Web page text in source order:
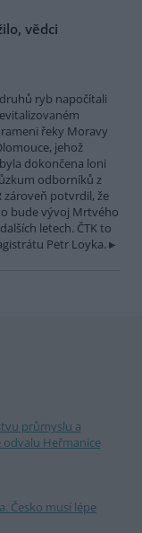
vědci
ryb napočítali
řeky Moravy
jehož
dokončena loni
odborníků z
zároveň potvrdil, že
bude vývoj Mrtvého
letech. ČTK to
Petr Loyka.
průmyslu a
Heřmanice
Česko musí lépe